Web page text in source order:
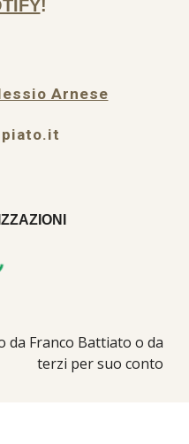
!
Arnese
Franco Battiato o da
terzi per suo conto